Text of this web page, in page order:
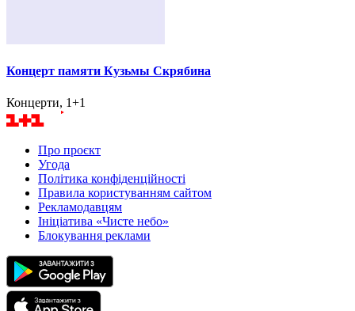
Концерт памяти Кузьмы Скрябина
Концерти, 1+1
Про проєкт
Угода
Політика конфіденційності
Правила користуванням сайтом
Рекламодавцям
Ініціатива «Чисте небо»
Блокування реклами